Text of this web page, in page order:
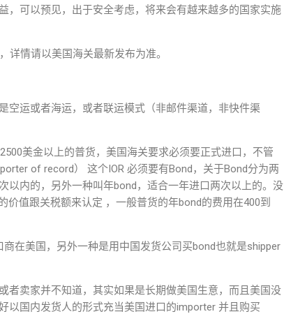
，可以预见，出于安全考虑，将来会有越来越多的国家实施
详情请以美国海关最新发布为准。
空运或者海运，或者联运模式（非邮件渠道，非快件渠
美金以上的普货，美国海关要求必须要正式进口，不管
of record） 这个IOR 必须要有Bond，关于Bond分为两
以内的，另外一种叫年bond，适合一年进口两次以上的。没
价值跟关税额来认定 ，一般普货的年bond的费用在400到
在美国，另外一种是用中国发货公司买bond也就是shipper
者卖家并不知道，其实如果是长期做美国生意，而且美国没
以国内发货人的形式充当美国进口的importer 并且购买